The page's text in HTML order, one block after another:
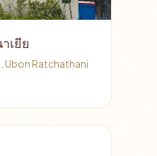
เยีย
Ubon Ratchathani